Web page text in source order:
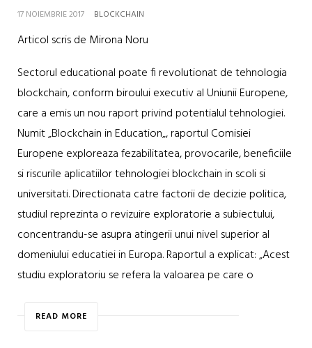
17 NOIEMBRIE 2017 BLOCKCHAIN
Articol scris de Mirona Noru
Sectorul educational poate fi revolutionat de tehnologia
blockchain, conform biroului executiv al Uniunii Europene,
care a emis un nou raport privind potentialul tehnologiei.
Numit „Blockchain in Education„, raportul Comisiei
Europene exploreaza fezabilitatea, provocarile, beneficiile
si riscurile aplicatiilor tehnologiei blockchain in scoli si
universitati. Directionata catre factorii de decizie politica,
studiul reprezinta o revizuire exploratorie a subiectului,
concentrandu-se asupra atingerii unui nivel superior al
domeniului educatiei in Europa. Raportul a explicat: „Acest
studiu exploratoriu se refera la valoarea pe care o
READ MORE